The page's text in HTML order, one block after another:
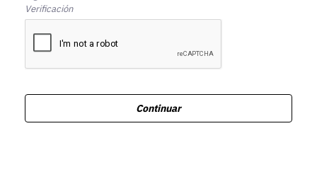
Verificación
Continuar